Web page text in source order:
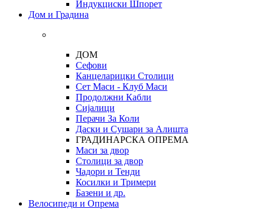
Индукциски Шпорет
Дом и Градина
ДОМ
Сефови
Канцеларицки Столици
Сет Маси - Клуб Маси
Продолжни Кабли
Сијалици
Перачи За Коли
Даски и Сушари за Алишта
ГРАДИНАРСКА ОПРЕМА
Маси за двор
Столици за двор
Чадори и Тенди
Косилки и Тримери
Базени и др.
Велосипеди и Опрема